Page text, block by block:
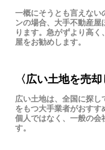
一概にそうとも言えない
ンの場合、大手不動産
ります。急がずより高
屋をお勧めします。
〈広い土地を売却
広い土地は、全国に探し
をもつ大手業者がおすす
個人ではなく、一般の会
す。